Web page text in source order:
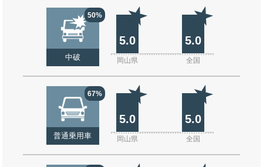
50%
中破
5.0 5.0
岡山県 全国
67%
普通乗用車
5.0 5.0
岡山県 全国